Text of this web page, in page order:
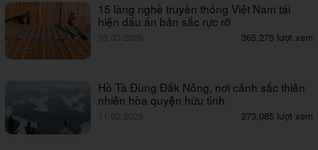
15 làng nghề truyền thống Việt Nam tái
hiện dấu ấn bản sắc rực rỡ
03.03.2026 365,275 lượt xem
Hồ Tà Đùng Đắk Nông, nơi cảnh sắc thiên
nhiên hòa quyện hữu tình
11.02.2025 273,085 lượt xem